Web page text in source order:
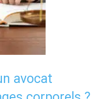
avocat